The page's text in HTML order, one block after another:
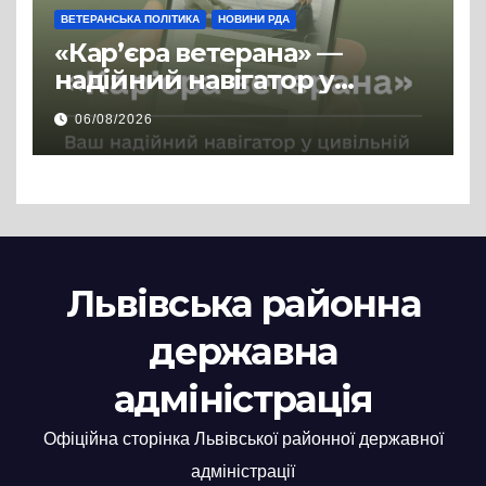
ВЕТЕРАНСЬКА ПОЛІТИКА НОВИНИ РДА
«Кар’єра ветерана» —
надійний навігатор у
цивільній професії
06/08/2026
Львівська районна
державна
адміністрація
Офіційна сторінка Львівської районної державної
адміністрації